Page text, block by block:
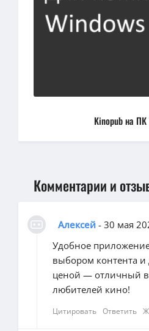
Kinopub на ПК
Комментарии и
Алексей - 30 мая
Удобное
выбором контента и
ценой — отличный
любителей кино!
Цитировать Ответить